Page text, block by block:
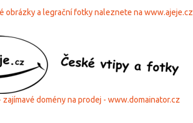
obrázky a legrační fotky naleznete na www.ajeje.cz
zajímavé domény na prodej - www.domainator.cz